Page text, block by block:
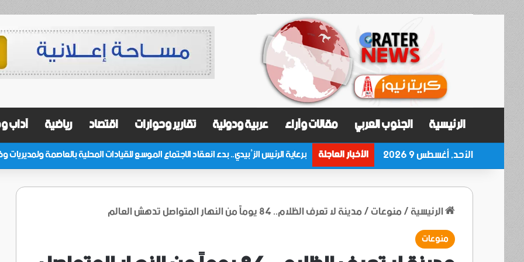
الرئيسية الجنوب العربي مقالات وآراء عربية ودولية تقارير وحوارات اقتصاد رياضية آداب
الأحد, أغسطس 9 2026 الأخبار العاجلة
الرئيسية/منوعات/مدينة لا تعرف الظلام.. 84 يوماً من النهار المتواصل تدهش العالم
منوعات